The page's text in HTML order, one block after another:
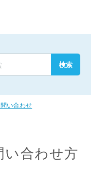
い合わせ
合わせ方